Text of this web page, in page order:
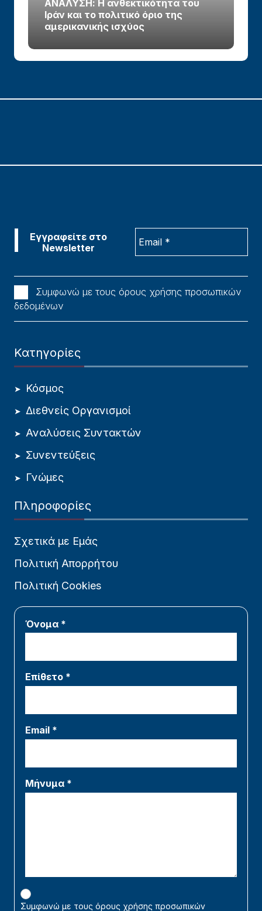
ΑΝΑΛΥΣΗ: Η ανθεκτικότητα του
Ιράν και το πολιτικό όριο της
αμερικανικής ισχύος
Συμφωνώ με τους όρους χρήσης προσωπικών
δεδομένων
Κατηγορίες
Κόσμος
Διεθνείς Οργανισμοί
Αναλύσεις Συντακτών
Συνεντεύξεις
Γνώμες
Πληροφορίες
Σχετικά με Εμάς
Πολιτική Απορρήτου
Πολιτική Cookies
Όνομα *
Επίθετο *
Email *
Μήνυμα *
Συμφωνώ με τους όρους χρήσης προσωπικών